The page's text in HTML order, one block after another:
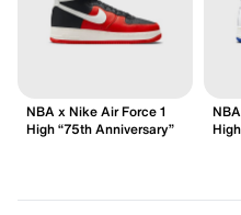
NBA x Nike Air Force 1
High “75th Anniversary”